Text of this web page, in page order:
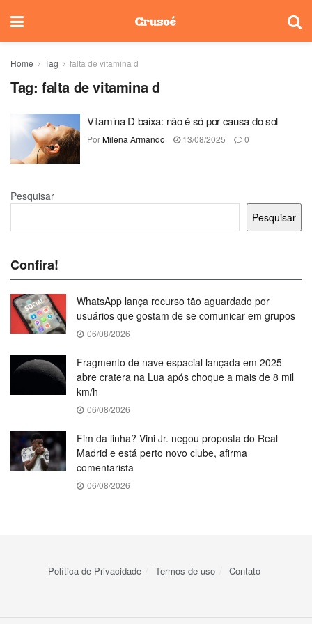
Home Tag falta de vitamina d
Tag: falta de vitamina d
Vitamina D baixa: não é só por causa do sol
PorMilena Armando 13/08/2025 0
Pesquisar
Pesquisar
Confira!
WhatsApp lança recurso tão aguardado por
usuários que gostam de se comunicar em grupos
06/08/2026
Fragmento de nave espacial lançada em 2025
abre cratera na Lua após choque a mais de 8 mil
km/h
06/08/2026
Fim da linha? Vini Jr. negou proposta do Real
Madrid e está perto novo clube, afirma
comentarista
06/08/2026
Política de Privacidade Termos de uso Contato